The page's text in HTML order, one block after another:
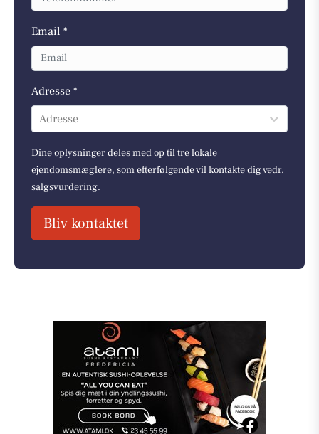
Email *
Adresse *
Adresse
Dine oplysninger deles med op til tre lokale
ejendomsmæglere, som efterfølgende vil kontakte dig vedr.
salgsvurdering.
Bliv kontaktet